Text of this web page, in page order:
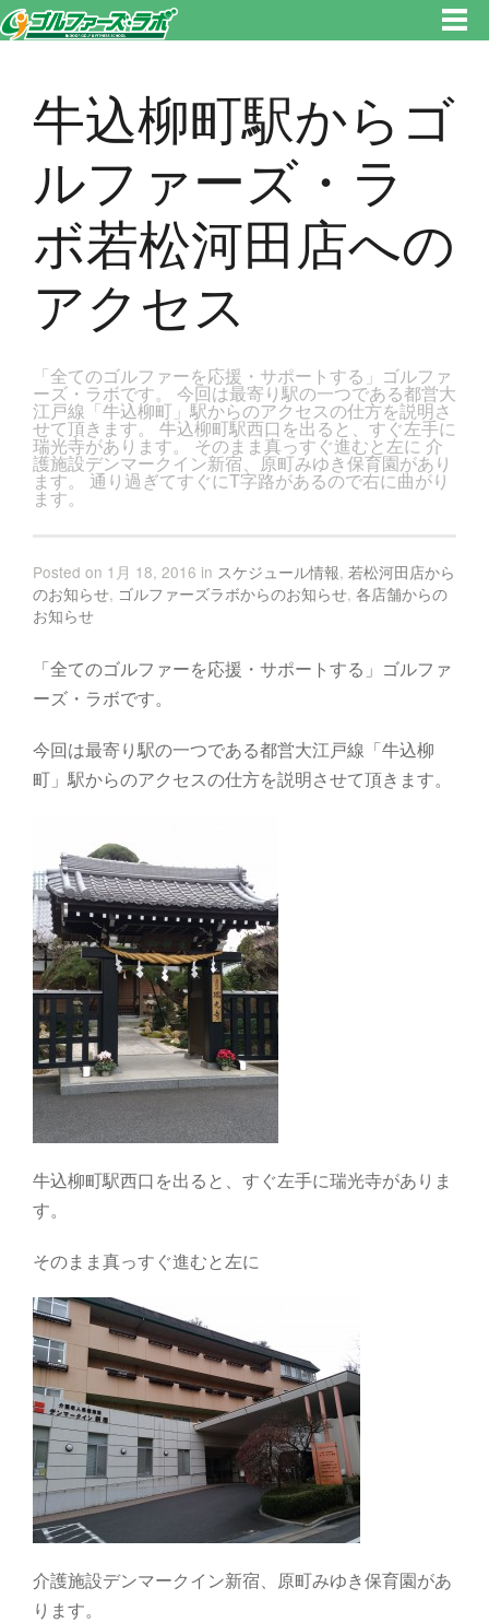
ページです。新宿区、若松河田で気軽にゴルフレッスン！
牛込柳町駅からゴ
ルファーズ・ラ
ボ若松河田店への
アクセス
「全てのゴルファーを応援・サポートする」ゴルファ
ーズ・ラボです。 今回は最寄り駅の一つである都営大
江戸線「牛込柳町」駅からのアクセスの仕方を説明さ
せて頂きます。 牛込柳町駅西口を出ると、すぐ左手に
瑞光寺があります。 そのまま真っすぐ進むと左に 介
護施設デンマークイン新宿、原町みゆき保育園があり
ます。 通り過ぎてすぐにT字路があるので右に曲がり
ます。
Posted on 1月 18, 2016 in スケジュール情報, 若松河田店から
のお知らせ, ゴルファーズラボからのお知らせ, 各店舗からの
お知らせ
「全てのゴルファーを応援・サポートする」ゴルファ
ーズ・ラボです。
今回は最寄り駅の一つである都営大江戸線「牛込柳
町」駅からのアクセスの仕方を説明させて頂きます。
牛込柳町駅西口を出ると、すぐ左手に瑞光寺がありま
す。
そのまま真っすぐ進むと左に
介護施設デンマークイン新宿、原町みゆき保育園があ
ります。